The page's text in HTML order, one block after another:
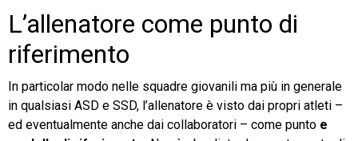
L’allenatore come punto di
riferimento
In particolar modo nelle squadre giovanili ma più in generale
in qualsiasi ASD e SSD, l’allenatore è visto dai propri atleti –
ed eventualmente anche dai collaboratori – come punto e